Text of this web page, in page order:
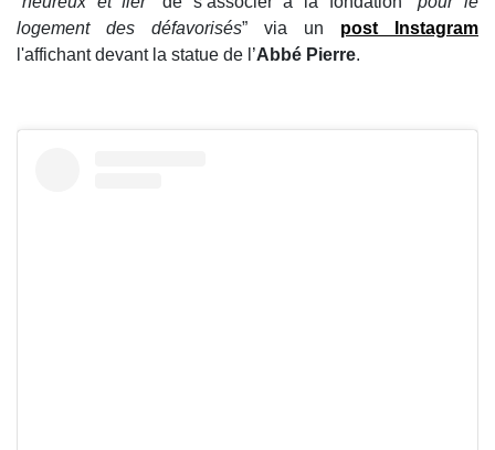
logement des défavorisés” via un post Instagram
l'affichant devant la statue de l’Abbé Pierre.